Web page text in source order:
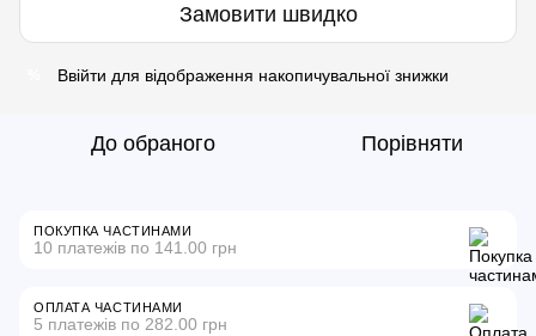
Замовити швидко
Ввійти для відображення накопичувальної знижки
До обраного Порівняти
ПОКУПКА ЧАСТИНАМИ
10 платежів по 141.00 грн
ОПЛАТА ЧАСТИНАМИ
5 платежів по 282.00 грн